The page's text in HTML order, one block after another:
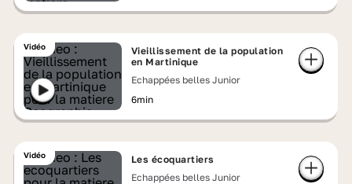
Vidéo
Vieillissement de la population
en Martinique
Echappées belles Junior
6min
Vidéo
Les écoquartiers
Echappées belles Junior